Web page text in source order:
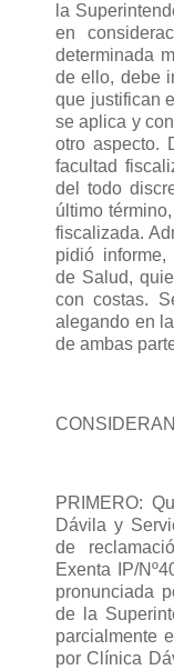
la
en
determinada
de ello, debe
que justifican
se aplica y
otro aspecto.
facultad
del todo
último
fiscalizada.
pidió informe,
de Salud,
con costas.
alegando en
de ambas
PRIMERO:
Dávila y
de
Exenta IP/
pronunciada
de la
parcialmente
por Clínica